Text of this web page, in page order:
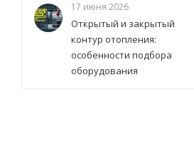
17 июня 2026
Открытый и закрытый
контур отопления:
особенности подбора
оборудования